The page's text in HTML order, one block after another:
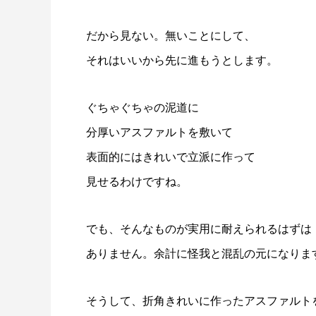
だから見ない。無いことにして、
それはいいから先に進もうとします。
ぐちゃぐちゃの泥道に
分厚いアスファルトを敷いて
表面的にはきれいで立派に作って
見せるわけですね。
でも、そんなものが実用に耐えられるはずは
ありません。余計に怪我と混乱の元になりま
そうして、折角きれいに作ったアスファルト